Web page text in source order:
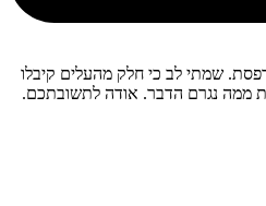
שמתי לב כי חלק מהעלים קיבלו
ממה נגרם הדבר. אודה לתשובתכם.